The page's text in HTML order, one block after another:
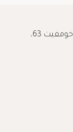
الطابق 11، مبنى مودرن تاون، 87/104 سوخومفيت 63،